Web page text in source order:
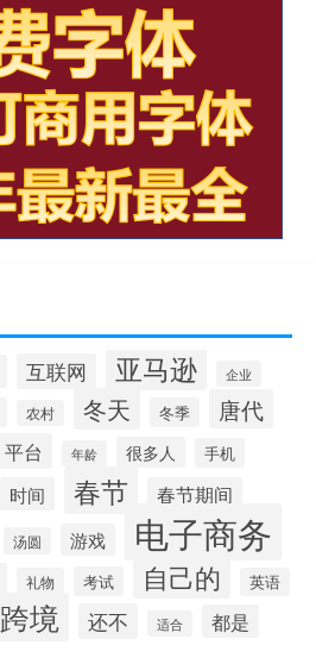
互联网 亚马逊 企业
农村 冬天 冬季 唐代
平台 年龄 很多人 手机
时间 春节 春节期间
汤圆 游戏 电子商务
礼物 考试 自己的 英语
跨境 还不 适合 都是